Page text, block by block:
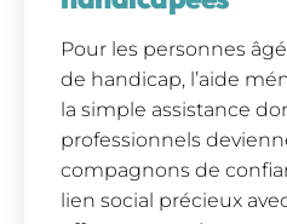
Pour les personnes
de handicap, l’aide
la simple assistance
professionnels
compagnons de
lien social précieux